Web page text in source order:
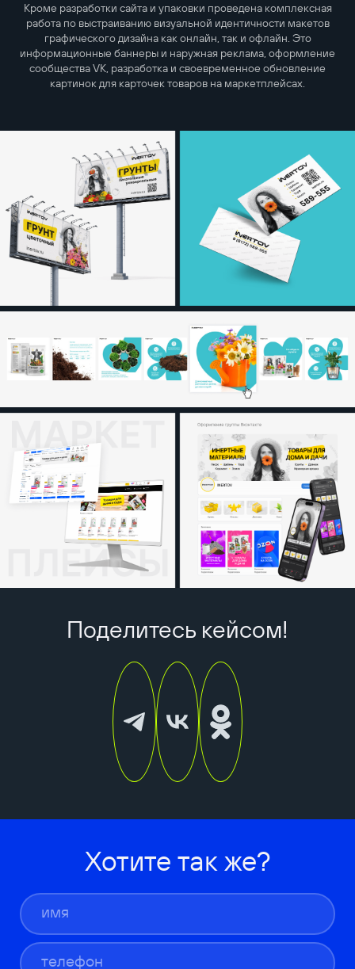
Кроме разработки сайта и упаковки проведена комплексная
работа по выстраиванию визуальной идентичности макетов
графического дизайна как онлайн, так и офлайн. Это
информационные баннеры и наружная реклама, оформление
сообщества VK, разработка и своевременное обновление
картинок для карточек товаров на маркетплейсах.
Поделитесь кейсом!
Хотите так же?